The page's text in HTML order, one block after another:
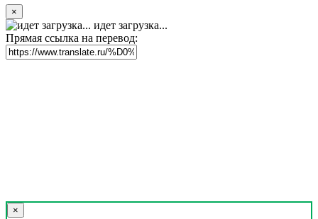
×
идет загрузка...
Прямая ссылка на перевод:
×